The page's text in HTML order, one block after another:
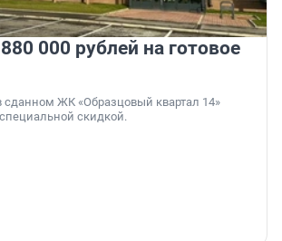
000 рублей на готовое
сданном ЖК «Образцовый квартал 14»
скидкой.